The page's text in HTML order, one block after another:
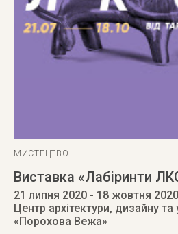
МИСТЕЦТВО
Виставка «Лабіринти
21 липня 2020 - 18 жовтня 2020
Центр архітектури, дизайну та
«Порохова Вежа»